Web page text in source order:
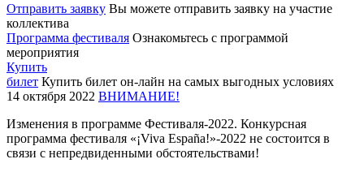
Отправить заявку Вы можете отправить заявку на участие
коллектива
Программа фестиваля Ознакомьтесь с программой
мероприятия
Купить
билет Купить билет он-лайн на самых выгодных условиях
14 октября 2022 ВНИМАНИЕ!
Изменения в программе Фестиваля-2022. Конкурсная
программа фестиваля «¡Viva España!»-2022 не состоится в
связи с непредвиденными обстоятельствами!